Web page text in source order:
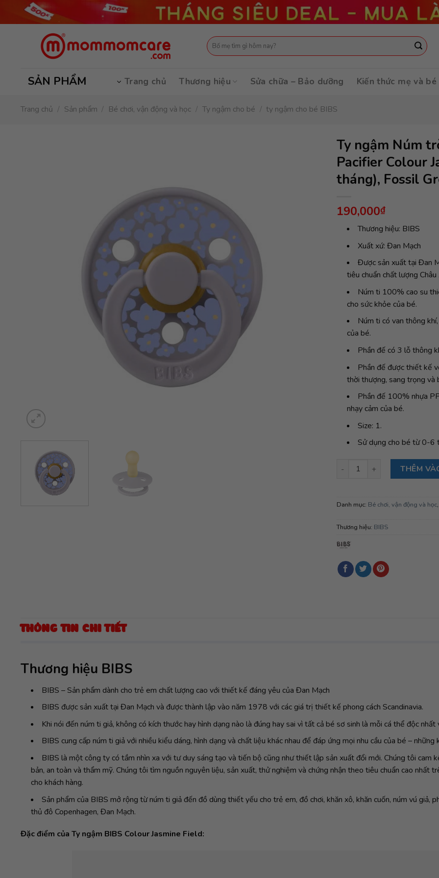
Tìm
kiếm:
SẢN PHẨM Trang chủ Thương hiệu Sửa chữa – Bảo dưỡng Kiến thức mẹ và bé
Trang chủ / Sản phẩm / Bé chơi, vận động và học / Ty ngậm cho bé / ty ngậm cho bé BIBS
Ty ngậm Núm
Pacifier Colour
tháng), Fossil
190,000₫
Thương hiệu: BIBS
Xuất xứ: Đan Mạch
Được sản xuất tại Đan
tiêu chuẩn chất lượng
Núm ti 100% cao su
cho sức khỏe của bé.
Núm ti có van thông
của bé.
Phần đế có 3 lỗ thông
Phần đế được thiết kế
thời thượng, sang trọng và
Phần đế 100% nhựa
nhạy cảm của bé.
Size: 1.
Sử dụng cho bé từ 0-6
Ty ngậm Núm tròn cao su tự
THÊM
Danh mục: Bé chơi, vận động và học
Thương hiệu: BIBS
THÔNG TIN CHI TIẾT
Thương hiệu BIBS
BIBS – Sản phẩm dành cho trẻ em chất lượng cao với thiết kế đáng yêu của Đan Mạch
BIBS được sản xuất tại Đan Mạch và được thành lập vào năm 1978 với các giá trị thiết kế phong cách Scandinavia.
Khi nói đến núm ti giả, không có kích thước hay hình dạng nào là đúng hay sai vì tất cả bé sơ sinh là mỗi cá thể độc
BIBS cung cấp núm ti giả với nhiều kiểu dáng, hình dạng và chất liệu khác nhau để đáp ứng mọi nhu cầu của bé – những
BIBS là một công ty có tầm nhìn xa với tư duy sáng tạo và tiến bộ cũng như thiết lập sản xuất đổi mới. Chúng tôi cam
bản, an toàn và thẩm mỹ. Chúng tôi tìm nguồn nguyên liệu, sản xuất, thử nghiệm và chứng nhận theo tiêu chuẩn cao
cho khách hàng.
Sản phẩm của BIBS mở rộng từ núm ti giả đến đồ dùng thiết yếu cho trẻ em, đồ chơi, khăn xô, khăn cuốn, núm vú giả,
thủ đô Copenhagen, Đan Mạch.
Đặc điểm của Ty ngậm BIBS Colour Jasmine Field: